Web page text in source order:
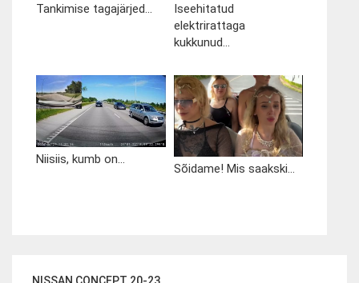
Tankimise tagajärjed...
Iseehitatud
elektrirattaga
kukkunud...
Niisiis, kumb on...
Sõidame! Mis saakski...
NISSAN CONCEPT 20-23